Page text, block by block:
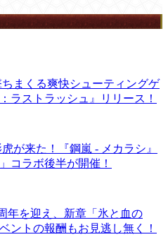
まくる爽快シューティングゲ
ラストラッシュ』リリース！
が来た！『鋼嵐 - メカラシ』
コラボ後半が開催！
年を迎え、新章「氷と血の
ントの報酬もお見逃し無く！